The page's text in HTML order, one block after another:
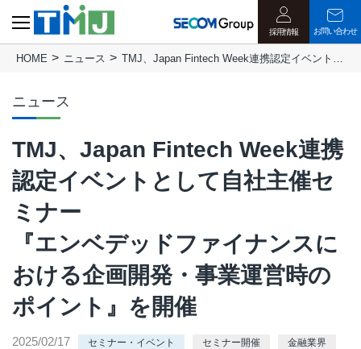
採用情報 お問い合わせ
HOME ニュース TMJ、Japan Fintech Week連携認定イベントとして自社主催セミナー『エンベデッドファイナンスにおける企画開発・事業運営時のポイント』を開催
ニュース
TMJ、Japan Fintech Week連携
認定イベントとして自社主催セ
ミナー
『エンベデッドファイナンスに
おける企画開発・事業運営時の
ポイント』を開催
2025/02/17 セミナー・イベント セミナー開催 金融業界